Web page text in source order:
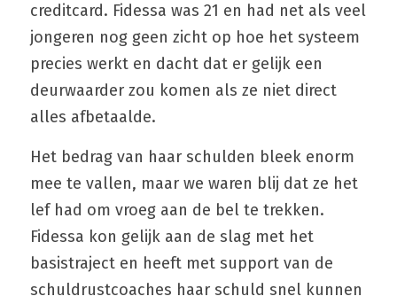
creditcard. Fidessa was 21 en had net als veel
jongeren nog geen zicht op hoe het systeem
precies werkt en dacht dat er gelijk een
deurwaarder zou komen als ze niet direct
alles afbetaalde.
Het bedrag van haar schulden bleek enorm
mee te vallen, maar we waren blij dat ze het
lef had om vroeg aan de bel te trekken.
Fidessa kon gelijk aan de slag met het
basistraject en heeft met support van de
schuldrustcoaches haar schuld snel kunnen